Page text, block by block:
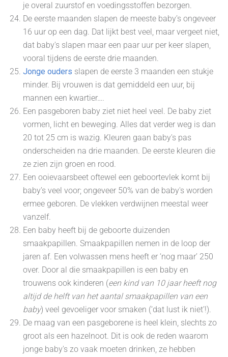
je overal zuurstof en voedingsstoffen bezorgen.
De eerste maanden slapen de meeste baby’s ongeveer
16 uur op een dag. Dat lijkt best veel, maar vergeet niet,
dat baby's slapen maar een paar uur per keer slapen,
vooral tijdens de eerste drie maanden.
Jonge ouders slapen de eerste 3 maanden een stukje
minder. Bij vrouwen is dat gemiddeld een uur, bij
mannen een kwartier….
Een pasgeboren baby ziet niet heel veel. De baby ziet
vormen, licht en beweging. Alles dat verder weg is dan
20 tot 25 cm is wazig. Kleuren gaan baby's pas
onderscheiden na drie maanden. De eerste kleuren die
ze zien zijn groen en rood.
Een ooievaarsbeet oftewel een geboortevlek komt bij
baby’s veel voor; ongeveer 50% van de baby's worden
ermee geboren. De vlekken verdwijnen meestal weer
vanzelf.
Een baby heeft bij de geboorte duizenden
smaakpapillen. Smaakpapillen nemen in de loop der
jaren af. Een volwassen mens heeft er ‘nog maar’ 250
over. Door al die smaakpapillen is een baby en
trouwens ook kinderen (een kind van 10 jaar heeft nog
altijd de helft van het aantal smaakpapillen van een
baby) veel gevoeliger voor smaken (‘dat lust ik niet’!).
De maag van een pasgeborene is heel klein, slechts zo
groot als een hazelnoot. Dit is ook de reden waarom
jonge baby's zo vaak moeten drinken, ze hebben